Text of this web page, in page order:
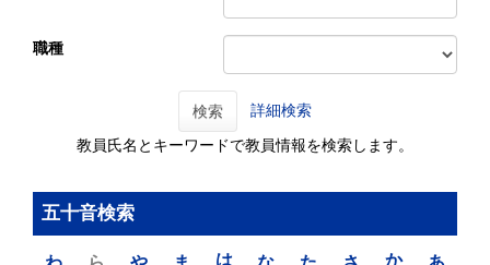
職種
検索 詳細検索
教員氏名とキーワードで教員情報を検索します。
五十音検索
あ
か
さ
た
な
は
ま
や
ら
わ